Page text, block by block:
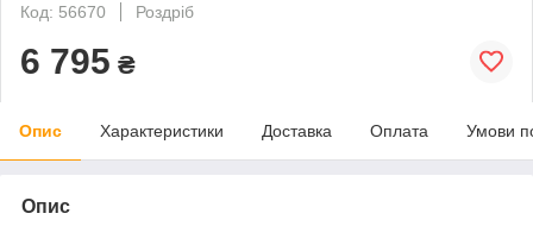
Код: 56670
Роздріб
6 795 ₴
Опис Характеристики Доставка Оплата Умови
Опис